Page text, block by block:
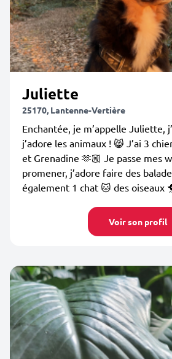
Juliette
25170, Lantenne-Vertière
Enchantée, je m’appelle Juliette,
j’adore les animaux ! 😸 J’ai 3
et Grenadine 🫶🏼 Je passe mes
promener, j’adore faire des
également 1 chat 🐱 des oiseaux
Voir son profil